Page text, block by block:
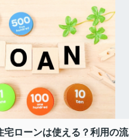
宅ローンは使える？利用の流